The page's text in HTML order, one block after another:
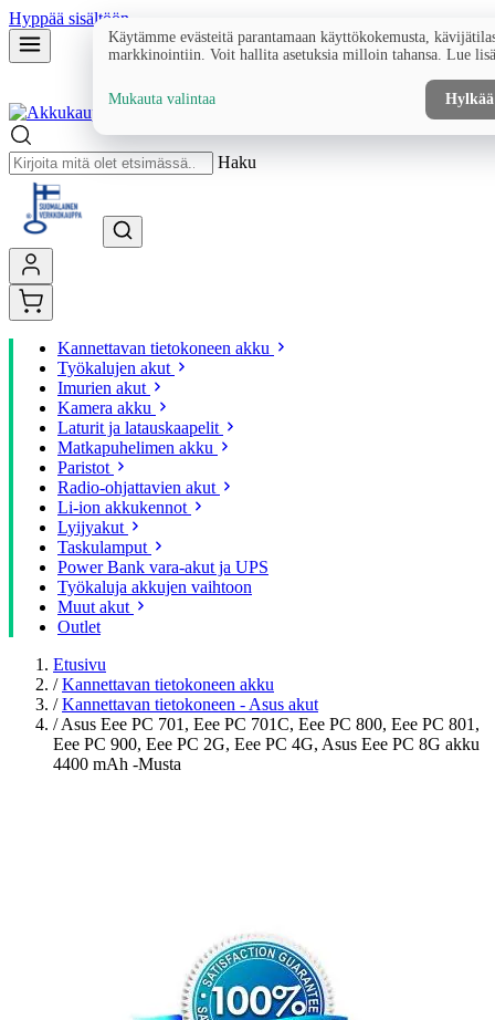
Hyppää sisältöön
Haku
Kannettavan tietokoneen akku
Työkalujen akut
Imurien akut
Kamera akku
Laturit ja latauskaapelit
Matkapuhelimen akku
Paristot
Radio-ohjattavien akut
Li-ion akkukennot
Lyijyakut
Taskulamput
Power Bank vara-akut ja UPS
Työkaluja akkujen vaihtoon
Muut akut
Outlet
Etusivu
/ Kannettavan tietokoneen akku
/ Kannettavan tietokoneen - Asus akut
/ Asus Eee PC 701, Eee PC 701C, Eee PC 800, Eee PC 801,
Eee PC 900, Eee PC 2G, Eee PC 4G, Asus Eee PC 8G akku
4400 mAh -Musta
Käytämme evästeitä parantamaan käyttökokemusta,
markkinointiin. Voit hallita asetuksia milloin tahansa. Lue
Mukauta valintaa Hylkää